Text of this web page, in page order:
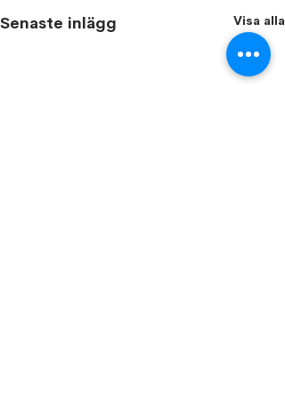
Senaste inlägg Visa alla